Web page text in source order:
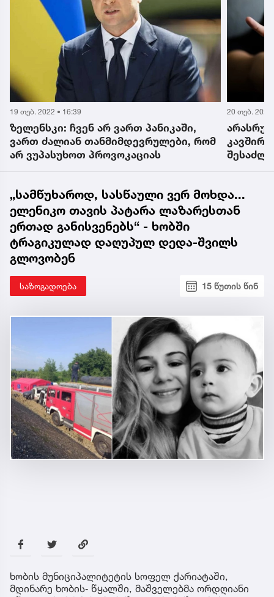
19 თებ. 2022 • 16:39
ზელენსკი: ჩვენ არ ვართ პანიკაში,
ვართ ძალიან თანმიმდევრულები, რომ
არ ვუპასუხოთ პროვოკაციას
20 თებ. 2022
„სამწუხაროდ, სასწაული ვერ მოხდა...
ელენიკო თავის პატარა ლაზარესთან
ერთად განისვენებს“ - ხობში
ტრაგიკულად დაღუპულ დედა-შვილს
გლოვობენ
საზოგადოება 15 წუთის წინ
ხობის მუნიციპალიტეტის სოფელ ქარიატაში,
მდინარე ხობის‐ წყალში, მაშველებმა ორდღიანი